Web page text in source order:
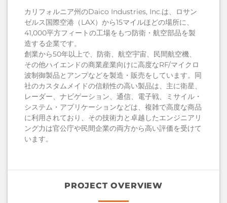
カリフォルニア州のDaico Industries, Inc.は、ロサン
ゼルス国際空港（LAX）から15マイルほどの場所に、
41,000平方フィートの工場をもつ防衛・航空部品を製
造する企業です。
創業から50年以上で、防衛、航空宇宙、民間航空機、
その他ハイエンドの商業産業向けに高度なRF/マイクロ
波制御製品とアンプなどを製造・販売をしています。同
社のカスタムメイドの信頼性の高い製品は、主に衛星、
レーダー、ナビゲーション、通信、電子戦、ミサイル・
システム・アプリケーションなどは、複雑で高度な商品
に利用されており、その技術力と卓越したエンジニアリ
ング力は官公庁や民間企業の両方から高い評価を受けて
います。
PROJECT OVERVIEW